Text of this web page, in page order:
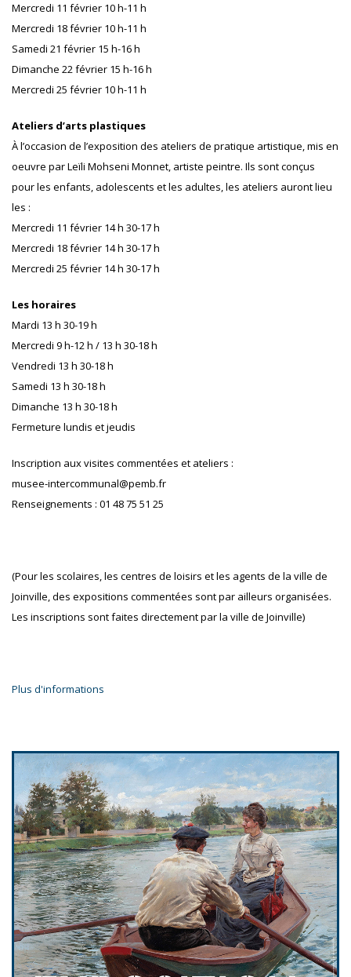
Mercredi 11 février 10 h-11 h
Mercredi 18 février 10 h-11 h
Samedi 21 février 15 h-16 h
Dimanche 22 février 15 h-16 h
Mercredi 25 février 10 h-11 h
Ateliers d’arts plastiques
À l’occasion de l’exposition des ateliers de pratique artistique, mis en
oeuvre par Leïli Mohseni Monnet, artiste peintre. Ils sont conçus
pour les enfants, adolescents et les adultes, les ateliers auront lieu
les :
Mercredi 11 février 14 h 30-17 h
Mercredi 18 février 14 h 30-17 h
Mercredi 25 février 14 h 30-17 h
Les horaires
Mardi 13 h 30-19 h
Mercredi 9 h-12 h / 13 h 30-18 h
Vendredi 13 h 30-18 h
Samedi 13 h 30-18 h
Dimanche 13 h 30-18 h
Fermeture lundis et jeudis
Inscription aux visites commentées et ateliers :
musee-intercommunal@pemb.fr
Renseignements : 01 48 75 51 25
(Pour les scolaires, les centres de loisirs et les agents de la ville de
Joinville, des expositions commentées sont par ailleurs organisées.
Les inscriptions sont faites directement par la ville de Joinville)
Plus d'informations